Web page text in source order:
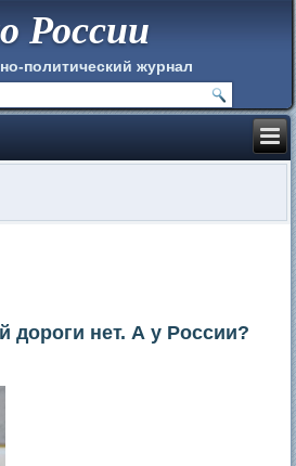
России
политический журнал
дороги нет. А у России?